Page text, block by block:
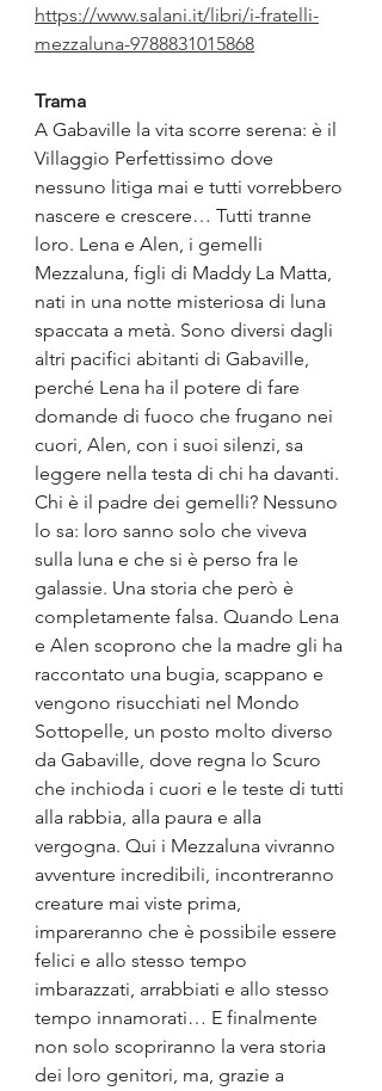
https://www.salani.it/libri/i-fratelli-
mezzaluna-9788831015868
Trama
A Gabaville la vita scorre serena: è il
Villaggio Perfettissimo dove
nessuno litiga mai e tutti vorrebbero
nascere e crescere… Tutti tranne
loro. Lena e Alen, i gemelli
Mezzaluna, figli di Maddy La Matta,
nati in una notte misteriosa di luna
spaccata a metà. Sono diversi dagli
altri pacifici abitanti di Gabaville,
perché Lena ha il potere di fare
domande di fuoco che frugano nei
cuori, Alen, con i suoi silenzi, sa
leggere nella testa di chi ha davanti.
Chi è il padre dei gemelli? Nessuno
lo sa: loro sanno solo che viveva
sulla luna e che si è perso fra le
galassie. Una storia che però è
completamente falsa. Quando Lena
e Alen scoprono che la madre gli ha
raccontato una bugia, scappano e
vengono risucchiati nel Mondo
Sottopelle, un posto molto diverso
da Gabaville, dove regna lo Scuro
che inchioda i cuori e le teste di tutti
alla rabbia, alla paura e alla
vergogna. Qui i Mezzaluna vivranno
avventure incredibili, incontreranno
creature mai viste prima,
impareranno che è possibile essere
felici e allo stesso tempo
imbarazzati, arrabbiati e allo stesso
tempo innamorati… E finalmente
non solo scopriranno la vera storia
dei loro genitori, ma, grazie a